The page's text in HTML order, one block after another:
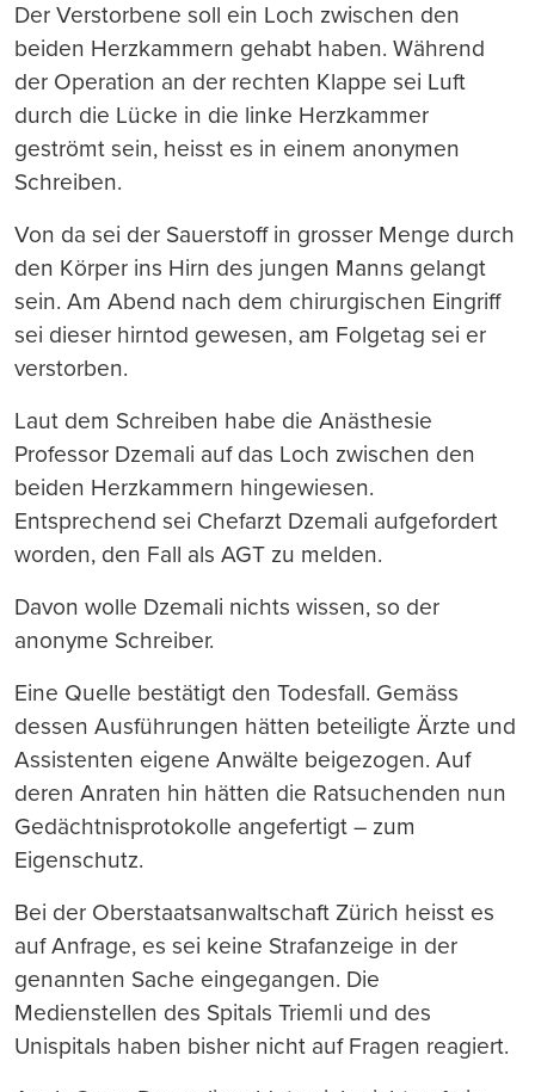
Der Verstorbene soll ein Loch zwischen den
beiden Herzkammern gehabt haben. Während
der Operation an der rechten Klappe sei Luft
durch die Lücke in die linke Herzkammer
geströmt sein, heisst es in einem anonymen
Schreiben.
Von da sei der Sauerstoff in grosser Menge durch
den Körper ins Hirn des jungen Manns gelangt
sein. Am Abend nach dem chirurgischen Eingriff
sei dieser hirntod gewesen, am Folgetag sei er
verstorben.
Laut dem Schreiben habe die Anästhesie
Professor Dzemali auf das Loch zwischen den
beiden Herzkammern hingewiesen.
Entsprechend sei Chefarzt Dzemali aufgefordert
worden, den Fall als AGT zu melden.
Davon wolle Dzemali nichts wissen, so der
anonyme Schreiber.
Eine Quelle bestätigt den Todesfall. Gemäss
dessen Ausführungen hätten beteiligte Ärzte und
Assistenten eigene Anwälte beigezogen. Auf
deren Anraten hin hätten die Ratsuchenden nun
Gedächtnisprotokolle angefertigt – zum
Eigenschutz.
Bei der Oberstaatsanwaltschaft Zürich heisst es
auf Anfrage, es sei keine Strafanzeige in der
genannten Sache eingegangen. Die
Medienstellen des Spitals Triemli und des
Unispitals haben bisher nicht auf Fragen reagiert.